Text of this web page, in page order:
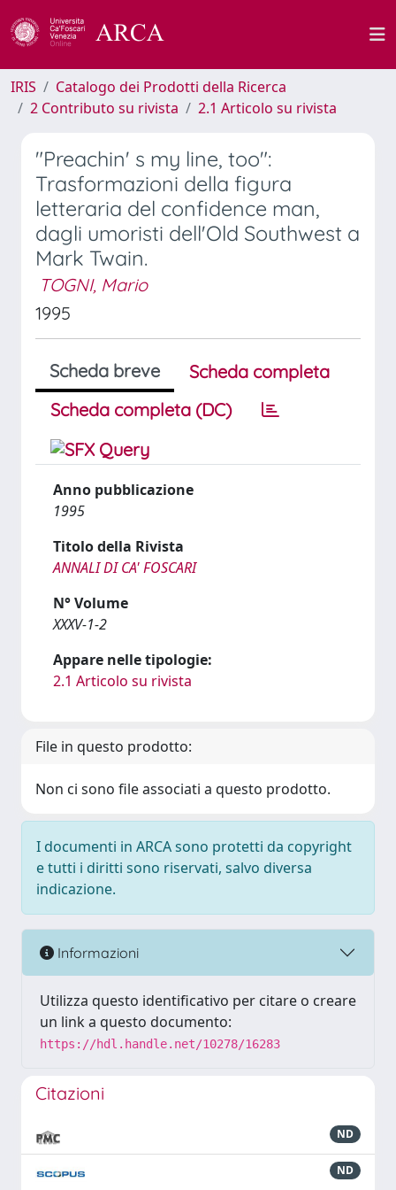
IRIS
Catalogo dei Prodotti della Ricerca
2 Contributo su rivista
2.1 Articolo su rivista
"Preachin' s my line, too":
Trasformazioni della figura
letteraria del confidence man,
dagli umoristi dell'Old Southwest a
Mark Twain.
TOGNI, Mario
1995
Scheda breve
Scheda completa
Scheda completa (DC)
Anno pubblicazione
1995
Titolo della Rivista
ANNALI DI CA' FOSCARI
N° Volume
XXXV-1-2
Appare nelle tipologie:
2.1 Articolo su rivista
File in questo prodotto:
Non ci sono file associati a questo prodotto.
I documenti in ARCA sono protetti da copyright
e tutti i diritti sono riservati, salvo diversa
indicazione.
Informazioni
Utilizza questo identificativo per citare o creare
un link a questo documento:
https://hdl.handle.net/10278/16283
Citazioni
ND
ND